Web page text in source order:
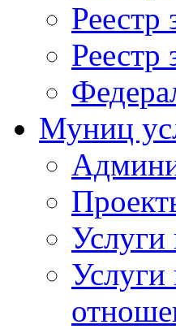
Реестр
Реестр
Муниц
Услуги